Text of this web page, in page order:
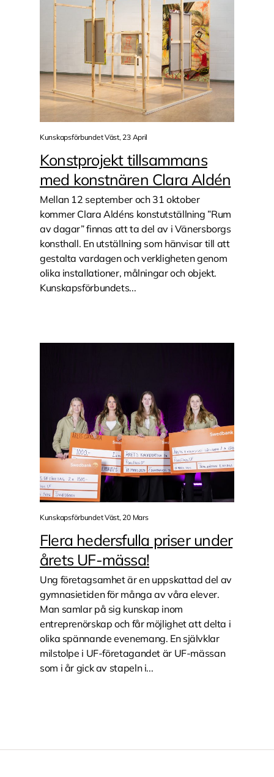
Kunskapsförbundet Väst, 23 April
Konstprojekt tillsammans
med konstnären Clara Aldén
Mellan 12 september och 31 oktober
kommer Clara Aldéns konstutställning ”Rum
av dagar” finnas att ta del av i Vänersborgs
konsthall. En utställning som hänvisar till att
gestalta vardagen och verkligheten genom
olika installationer, målningar och objekt.
Kunskapsförbundets...
Kunskapsförbundet Väst, 20 Mars
Flera hedersfulla priser under
årets UF-mässa!
Ung företagsamhet är en uppskattad del av
gymnasietiden för många av våra elever.
Man samlar på sig kunskap inom
entreprenörskap och får möjlighet att delta i
olika spännande evenemang. En självklar
milstolpe i UF-företagandet är UF-mässan
som i år gick av stapeln i...